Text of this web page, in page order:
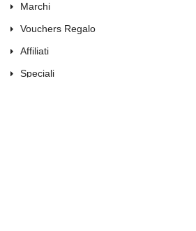
Marchi
Vouchers Regalo
Affiliati
Speciali